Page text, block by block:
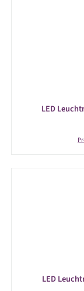
LED
LED